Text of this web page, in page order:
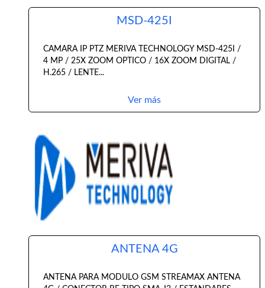
MSD-425I
CAMARA IP PTZ MERIVA TECHNOLOGY MSD-425I /
4 MP / 25X ZOOM OPTICO / 16X ZOOM DIGITAL /
H.265 / LENTE...
Ver más
ANTENA 4G
ANTENA PARA MODULO GSM STREAMAX ANTENA